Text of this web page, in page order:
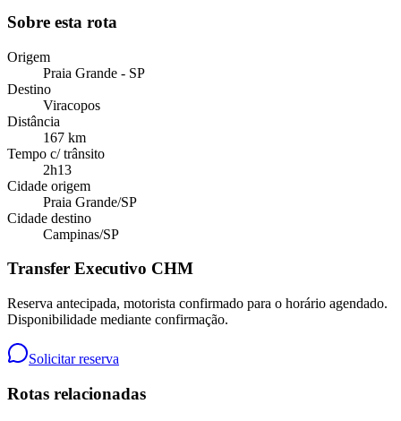
Sobre esta rota
Origem
Praia Grande - SP
Destino
Viracopos
Distância
167 km
Tempo c/ trânsito
2h13
Cidade origem
Praia Grande/SP
Cidade destino
Campinas/SP
Transfer Executivo CHM
Reserva antecipada, motorista confirmado para o horário agendado.
Disponibilidade mediante confirmação.
Solicitar reserva
Rotas relacionadas